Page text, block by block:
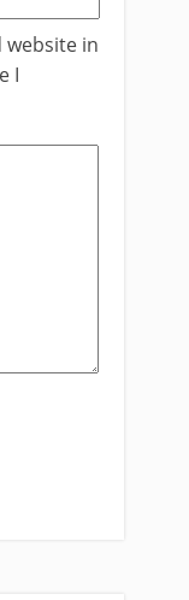
website in
I